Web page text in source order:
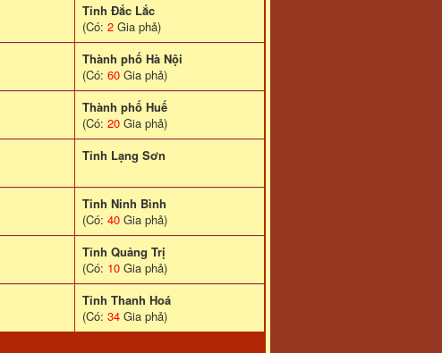
Tỉnh Đắc Lắc
(Có: 2 Gia phả)
Thành phố Hà Nội
(Có: 60 Gia phả)
Thành phố Huế
(Có: 20 Gia phả)
Tỉnh Lạng Sơn
Tinh Ninh Bình
(Có: 40 Gia phả)
Tỉnh Quảng Trị
(Có: 10 Gia phả)
Tỉnh Thanh Hoá
(Có: 34 Gia phả)